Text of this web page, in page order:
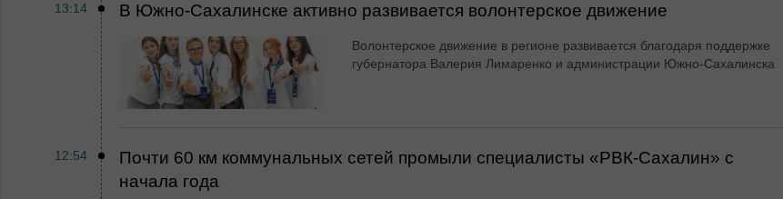
13:14 В Южно-Сахалинске активно развивается волонтерское движение
Волонтерское движение в регионе развивается благодаря поддержке
губернатора Валерия Лимаренко и администрации Южно-Сахалинска
12:54
Почти 60 км коммунальных сетей промыли специалисты «РВК‑Сахалин» с
начала года